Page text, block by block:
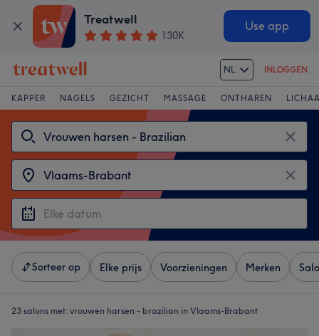
Treatwell
130K
Use app
NL INLOGGEN
KAPPER NAGELS GEZICHT MASSAGE ONTHAREN
Sorteer op Elke prijs Voorzieningen Merken
23 salons met: vrouwen harsen - brazilian in Vlaams-Brabant